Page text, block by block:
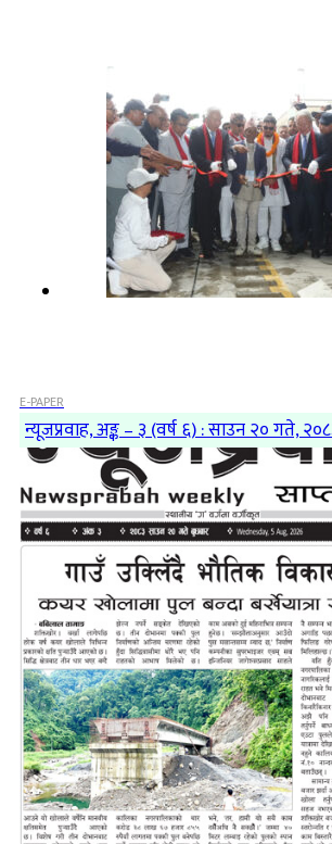
E-PAPER
न्यूजप्रवाह, अङ्क – ३ (वर्ष ६) : साउन २० गते,